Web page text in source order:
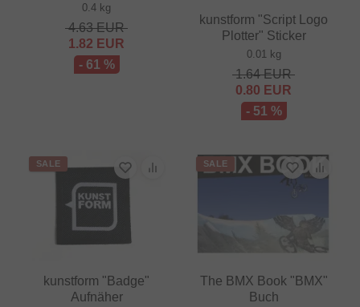
0.4 kg
4.63EUR
1.82 EUR
- 61 %
kunstform "Script Logo
Plotter" Sticker
0.01 kg
1.64EUR
0.80 EUR
- 51 %
SALE
kunstform "Badge"
Aufnäher
SALE
The BMX Book "BMX"
Buch